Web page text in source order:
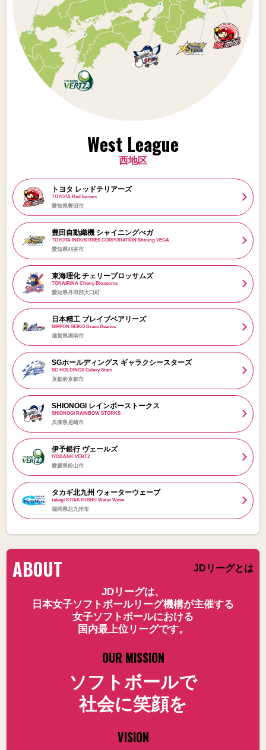
West League
西地区
トヨタ レッドテリアーズ
TOYOTA RedTerriers
愛知県豊田市
豊田自動織機 シャイニングべガ
TOYOTA INDUSTRIES CORPORATION Shining VEGA
愛知県刈谷市
東海理化 チェリーブロッサムズ
TOKAIRIKA Cherry Blossoms
愛知県丹羽郡大口町
日本精工 ブレイブベアリーズ
NIPPON SEIKO Brave Bearies
滋賀県湖南市
SGホールディングス ギャラクシースターズ
SG HOLDINGS Galaxy Stars
京都府京都市
SHIONOGI レインボーストークス
SHIONOGI RAINBOW STORKS
兵庫県尼崎市
伊予銀行 ヴェールズ
IYOBANK VERTZ
愛媛県松山市
タカギ北九州 ウォーターウェーブ
takagi KITAKYUSHU Water Wave
福岡県北九州市
ABOUT JDリーグとは
JDリーグは、
日本女子ソフトボールリーグ機構が主催する
女子ソフトボールにおける
国内最上位リーグです。
OUR MISSION
ソフトボールで
社会に笑顔を
VISION